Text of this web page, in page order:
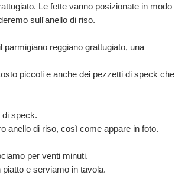
Le fette vanno posizionate in modo
sull'anello di riso.
reggiano grattugiato, una
piccoli e anche dei pezzetti di speck che
di speck.
anello di riso, così come appare in foto.
per venti minuti.
e serviamo in tavola.